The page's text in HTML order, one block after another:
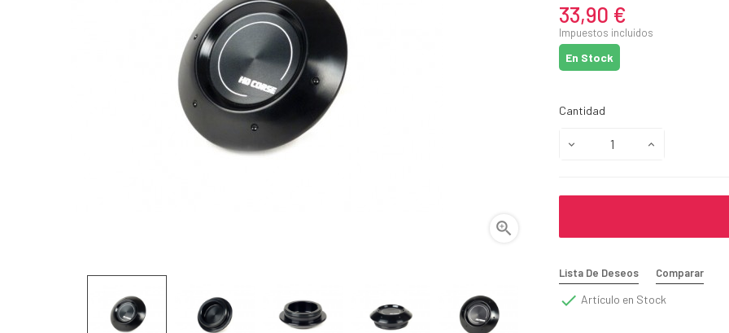

33,90 €
Impuestos incluidos
En Stock
Cantidad
Lista De Deseos Comparar
 Artículo en Stock